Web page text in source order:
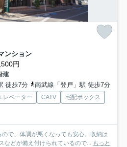
ンション
円
建
徒歩7分
南武線「登戸」駅 徒歩7分
レベーター CATV
宅配ボックス
で、体調が悪くなっても安心。収納は
などが備え付けられているので... もっと